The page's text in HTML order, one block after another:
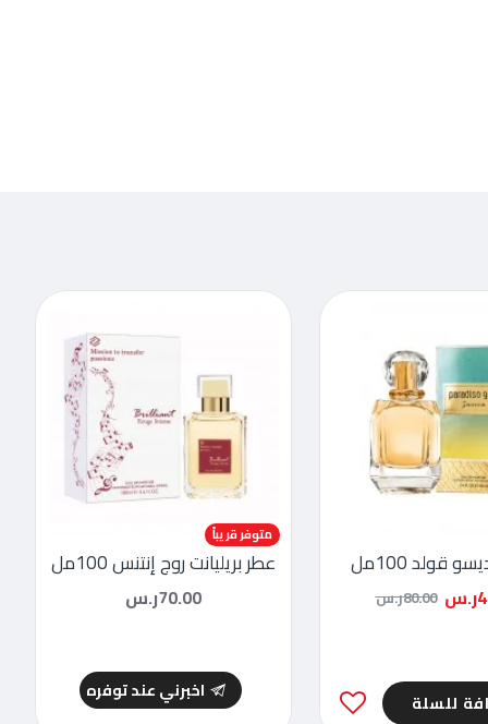
قولد 100مل
80.00ر.س
للسلة
متوفر قريباً
عطر بريليانت روج إنتنس 100مل
70.00ر.س
اخبرني عند توفره